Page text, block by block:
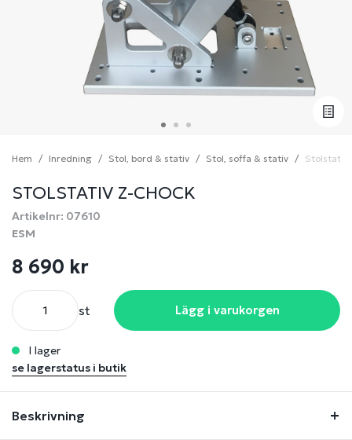
Hem Inredning Stol, bord & stativ Stol, soffa & stativ Stolstativ
STOLSTATIV Z-CHOCK
Artikelnr: 07610
ESM
8 690 kr
st Lägg i varukorgen
i lager
se lagerstatus i butik
Beskrivning